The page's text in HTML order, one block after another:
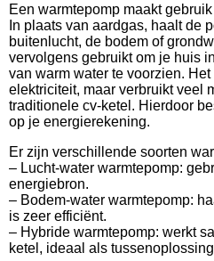
Een warmtepomp maakt
In plaats van aardgas, haalt de
buitenlucht, de bodem of
vervolgens gebruikt om je huis
van warm water te voorzien.
elektriciteit, maar verbruikt veel
traditionele cv-ketel. Hierdoor
op je energierekening.
Er zijn verschillende soorten
– Lucht-water warmtepomp:
energiebron.
– Bodem-water warmtepomp:
is zeer efficiënt.
– Hybride warmtepomp: werkt
ketel, ideaal als